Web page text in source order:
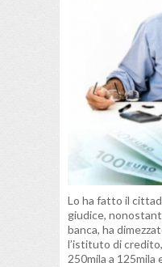
Lo ha fatto il
giudice,
banca, ha
l’istituto di
250mila a 125mila